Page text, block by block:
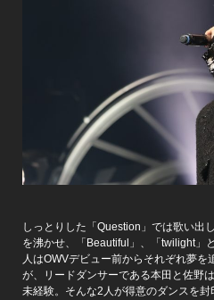
しっとりした「Question」では歌い出
を沸かせ、「Beautiful」、「twilight」
人はOWVデビュー前からそれぞれ夢
が、リードダンサーである本田と佐野
未経験。そんな2人が得意のダンスを